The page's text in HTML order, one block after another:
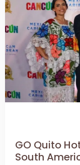
GO Quito
South